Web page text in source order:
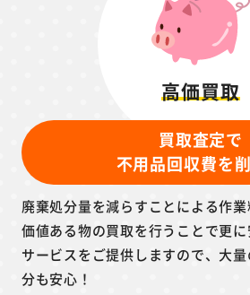
高価買取
買取査定で
不用品回収費を
廃棄処分量を減らすことによる作業
価値ある物の買取を行うことで更
サービスをご提供しますので、大
分も安心！